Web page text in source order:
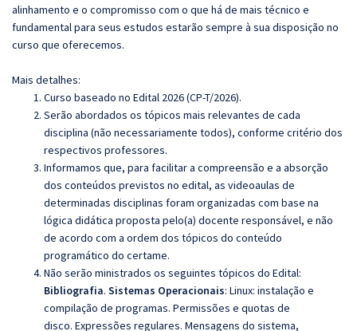
alinhamento e o compromisso com o que há de mais técnico e
fundamental para seus estudos estarão sempre à sua disposição no
curso que oferecemos.
Mais detalhes:
Curso baseado no Edital 2026 (CP-T/2026).
Serão abordados os tópicos mais relevantes de cada
disciplina (não necessariamente todos), conforme critério dos
respectivos professores.
Informamos que, para facilitar a compreensão e a absorção
dos conteúdos previstos no edital, as videoaulas de
determinadas disciplinas foram organizadas com base na
lógica didática proposta pelo(a) docente responsável, e não
de acordo com a ordem dos tópicos do conteúdo
programático do certame.
Não serão ministrados os seguintes tópicos do Edital:
Bibliografia. Sistemas Operacionais: Linux: instalação e
compilação de programas. Permissões e quotas de
disco. Expressões regulares. Mensagens do sistema,